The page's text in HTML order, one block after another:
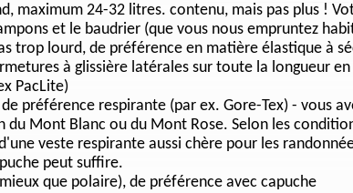
maximum 24-32 litres. contenu, mais pas plus !
et le baudrier (que vous nous empruntez
trop lourd, de préférence en matière élastique à
à glissière latérales sur toute la longueur
PacLite)
préférence respirante (par ex. Gore-Tex) - vous
du Mont Blanc ou du Mont Rose. Selon les
veste respirante aussi chère pour les
peut suffire.
que polaire), de préférence avec capuche